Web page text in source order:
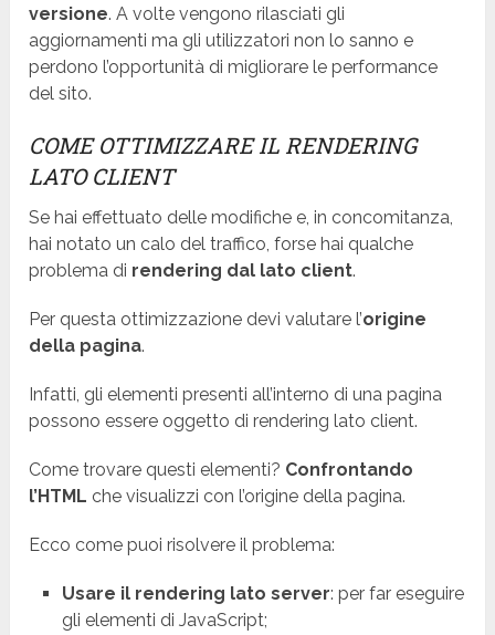
versione. A volte vengono rilasciati gli
aggiornamenti ma gli utilizzatori non lo sanno e
perdono l’opportunità di migliorare le performance
del sito.
COME OTTIMIZZARE IL RENDERING
LATO CLIENT
Se hai effettuato delle modifiche e, in concomitanza,
hai notato un calo del traffico, forse hai qualche
problema di rendering dal lato client.
Per questa ottimizzazione devi valutare l’origine
della pagina.
Infatti, gli elementi presenti all’interno di una pagina
possono essere oggetto di rendering lato client.
Come trovare questi elementi? Confrontando
l’HTML che visualizzi con l’origine della pagina.
Ecco come puoi risolvere il problema:
Usare il rendering lato server: per far eseguire
gli elementi di JavaScript;